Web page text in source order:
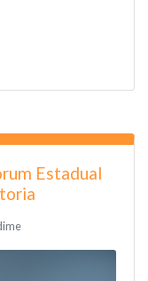
Estadual